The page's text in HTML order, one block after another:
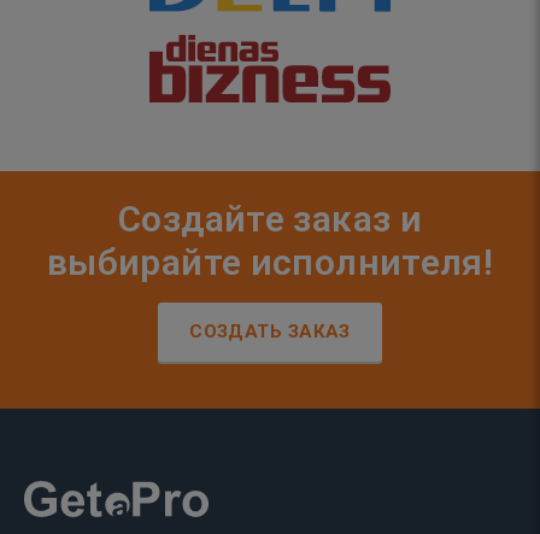
Создайте заказ и
выбирайте исполнителя!
СОЗДАТЬ ЗАКАЗ